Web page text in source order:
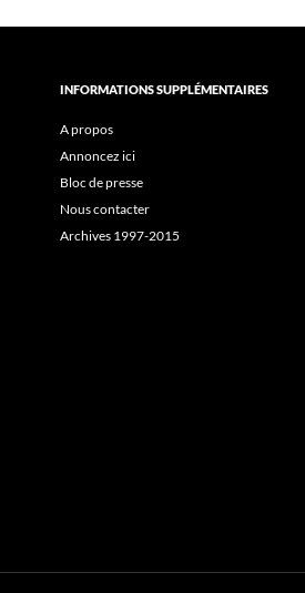
INFORMATIONS SUPPLÉMENTAIRES
A propos
Annoncez ici
Bloc de presse
Nous contacter
Archives 1997-2015